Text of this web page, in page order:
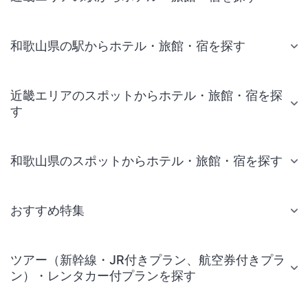
和歌山県の駅からホテル・旅館・宿を探す
近畿エリアのスポットからホテル・旅館・宿を探
す
和歌山県のスポットからホテル・旅館・宿を探す
おすすめ特集
ツアー（新幹線・JR付きプラン、航空券付きプラ
ン）・レンタカー付プランを探す